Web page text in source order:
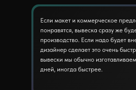
Если макет и коммерческое
понравятся, вывеска сразу же
производство. Если надо будет
дизайнер сделает это очень
вывески мы обычно
дней, иногда быстрее.